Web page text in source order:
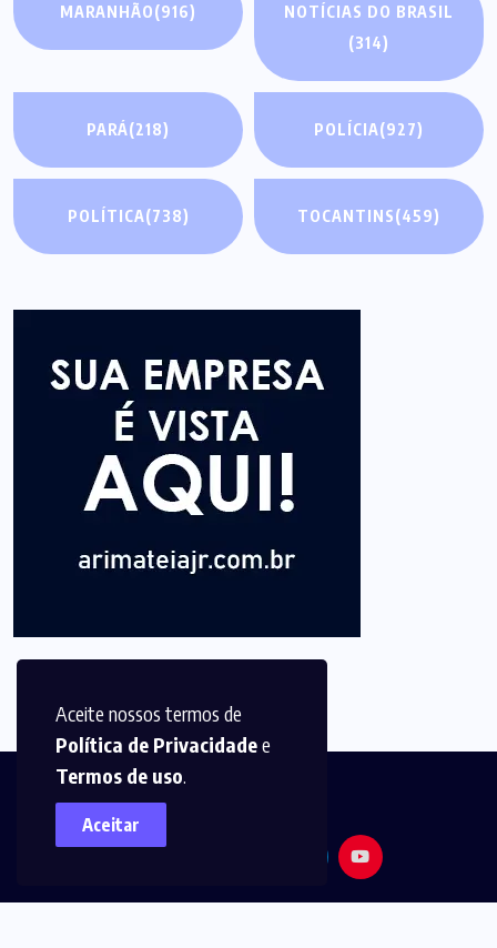
Aceite nossos termos de
Política de Privacidadee
Termos de uso.
Aceitar
MARANHÃO(916)
NOTÍCIAS DO BRASIL
(314)
PARÁ(218) POLÍCIA(927)
POLÍTICA(738) TOCANTINS(459)